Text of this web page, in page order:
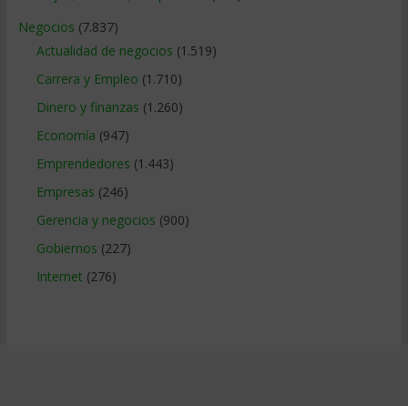
Negocios (7.837)
Actualidad de negocios (1.519)
Carrera y Empleo (1.710)
Dinero y finanzas (1.260)
Economía (947)
Emprendedores (1.443)
Empresas (246)
Gerencia y negocios (900)
Gobiernos (227)
Internet (276)